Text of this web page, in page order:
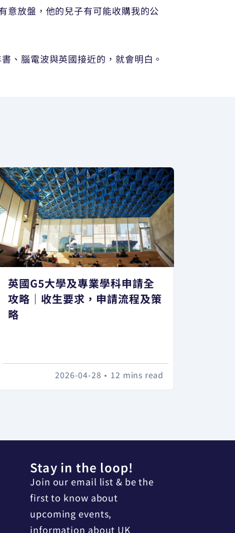
意放盤，他的兒子有可能收購我的公
、腦電波與英國接近的，就會明白。
英國G5大學及專業學科申請全
攻略｜收生要求，申請流程及策
略
12 mins read
•
2026-04-28
Stay in the loop!
Join our email list & be the
first to know about
upcoming events,
information about UK